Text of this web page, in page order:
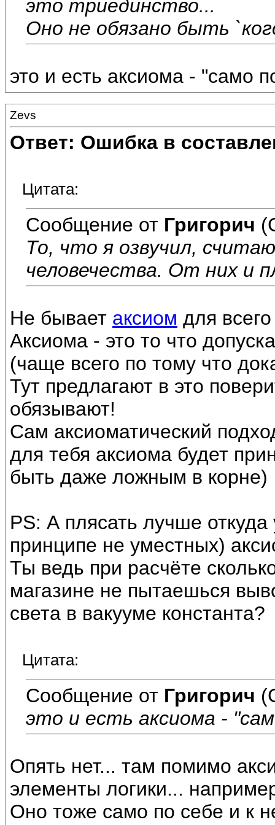
это триединство...
Оно не обязано быть
это и есть аксиома - "само
Zevs
Ответ: Ошибка в
Цитата:
Сообщение от Григорич
То, что я озвучил,
человечества. От них и
Не бывает аксиом для
Аксиома - это то что
(чаще всего по тому что
Тут предлагают в это
обязывают!
Сам аксиоматический
для тебя аксиома будет
быть даже ложным в корне)
PS: А плясать лучше
принципе не уместных)
Ты ведь при расчёте
магазине не пытаешься
света в вакууме константа?
Цитата:
Сообщение от Григорич
это и есть аксиома -
Опять нет... там помимо
элементы логики...
Оно тоже само по себе и к